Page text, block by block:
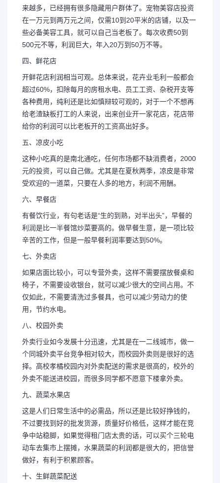
来越多，已经拥有很多隐藏用户群体了。宠物美容店投资
在一万元到两万元之间，仅需10到20平米的店铺，以及一
些必备美容工具，就可以自己当老板了。每次收费50到
500元不等，利润巨大，年入20万到50万不等。
四、鲜花店
开鲜花店利润相当可观。总体来说，花卉业毛利一般都会
超过60%，扣除每月的房租水电、员工工资、杂税开支等
各种费用，纯利还是比如慎辩较可观的，对于一个不想再
给老渣缺板打工的人来说，出来创业开一家花店，花店带
给你的利润可以比老板开的工资高出好多。
五、凉皮小吃
这种小吃真的是南北通吃，任何市场都不缺消费者，2000
元的投资，可以自己做。尤其是在夏秋两季，凉皮是非常
受欢迎的一道菜，只要在人多的地方，利润不用酬。
六、早餐店
有餐饮行业，有句老话是“生的到熟，对半出头”，早餐的
利润是比一半餐馆炒菜要高的。做早餐生意，是一项比较
辛苦的工作，但是一般早餐利润率要达到50%。
七、外卖店
如果店面比较小，可以专营外卖，这样不需要摆放餐桌和
椅子，不需要设收银台，就可以减少很大的空间占用。不
仅如此，不需要清洗过多餐具，也可以减少劳动力的使
用，节约水电。
八、校园外卖
外卖行业如今发展十分迅速，尤其是在一二线城市，做一
个同城外卖平台竞争相对较大，而校园外卖则是很好的选
择。高校孝橘校园内对外卖配送的需求是很高的，校外的
外卖不能送进校园，而很多同学都不愿意下楼拿外卖。
九、蔬菜水果店
这是人们日常生活中的必需品，所以还是比较好挣钱的，
不过要找到好的批发货源，质量好价格低，这样才能在竞
争中站稳脚，如果觉得租门店太贵的话，可以买个三轮电
动车去集市上摆摊，水果蔬菜的利润都是很大的，把信誉
做好，有利于积累顾客。
十、生鲜蔬菜配送